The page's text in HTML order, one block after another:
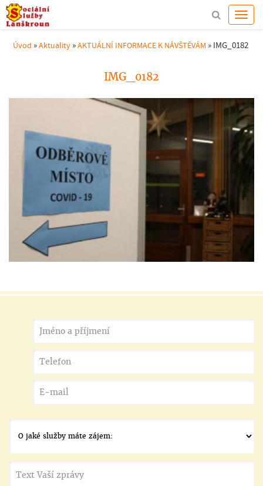
Úvod »Aktuality »AKTUÁLNÍ INFORMACE K NÁVŠTĚVÁM » IMG_0182
IMG_0182